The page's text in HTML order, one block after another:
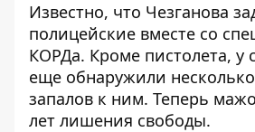
Известно, что Чезганова
полицейские вместе со
КОРДа. Кроме пистолета, у
еще обнаружили
запалов к ним. Теперь
лет лишения свободы.